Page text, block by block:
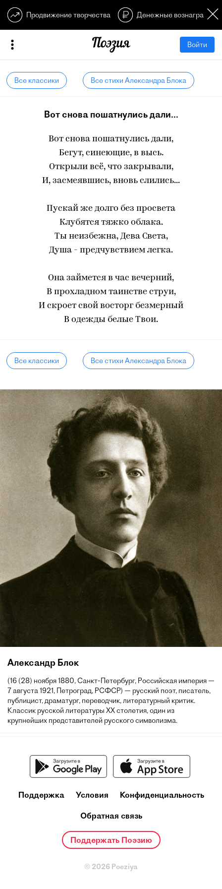
Продвижение творчества Денежные
Войти
Все классики Все стихи Александра Блока
Вот снова пошатнулись дали...
Вот снова пошатнулись дали,
Бегут, синеющие, в высь.
Открыли всё, что закрывали,
И, засмеявшись, вновь слились...
Пускай же долго без просвета
Клубятся тяжко облака.
Ты неизбежна, Дева Света,
Душа - предчувствием легка.
Она займется в час вечерний,
В прохладном таинстве струи,
И скроет свой восторг безмерный
В одежды белые Твои.
Все классики Все стихи Александра Блока
Александр Блок
(16 (28) ноября 1880, Санкт-Петербург, Российская империя —
7 августа 1921, Петроград, РСФСР) — русский поэт, писатель,
публицист, драматург, переводчик, литературный критик.
Классик русской литературы XX столетия, один из
крупнейших представителей русского символизма.
Поддержка Условия Конфиденциальность
Обратная связь
Поддержать Поэзию
© 2026 Poeziya